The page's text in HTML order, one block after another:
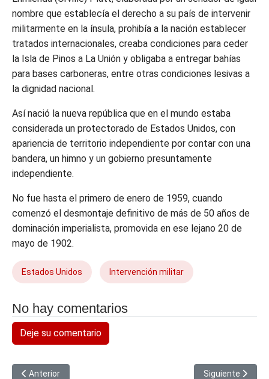
nombre que establecía el derecho a su país de intervenir
militarmente en la ínsula, prohibía a la nación establecer
tratados internacionales, creaba condiciones para ceder
la Isla de Pinos a La Unión y obligaba a entregar bahías
para bases carboneras, entre otras condiciones lesivas a
la dignidad nacional.
Así nació la nueva república que en el mundo estaba
considerada un protectorado de Estados Unidos, con
apariencia de territorio independiente por contar con una
bandera, un himno y un gobierno presuntamente
independiente.
No fue hasta el primero de enero de 1959, cuando
comenzó el desmontaje definitivo de más de 50 años de
dominación imperialista, promovida en ese lejano 20 de
mayo de 1902.
Estados Unidos Intervención militar
No hay comentarios
Deje su comentario
Artículo anterior: Un crimen que no se olvida
Anterior Artículo
Siguiente